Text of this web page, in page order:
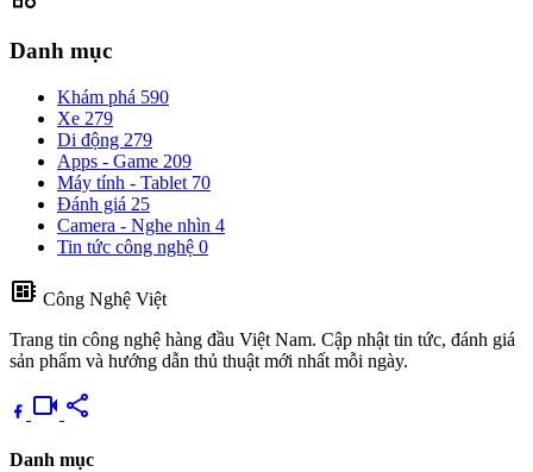
Danh mục
Khám phá 590
Xe 279
Di động 279
Apps - Game 209
Máy tính - Tablet 70
Đánh giá 25
Camera - Nghe nhìn 4
Tin tức công nghệ 0
developer_board Công Nghệ Việt
Trang tin công nghệ hàng đầu Việt Nam. Cập nhật tin tức, đánh giá
sản phẩm và hướng dẫn thủ thuật mới nhất mỗi ngày.
videocam share
Danh mục